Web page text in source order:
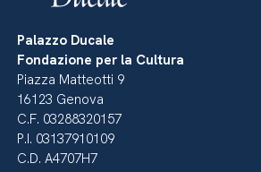
Palazzo Ducale
Fondazione per la Cultura
Piazza Matteotti 9
16123 Genova
C.F. 03288320157
P.I. 03137910109
C.D. A4707H7